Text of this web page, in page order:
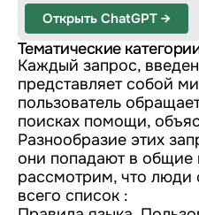
Открыть ChatGPT →
Тематические
Каждый запрос,
представляет собой
пользователь
поисках помощи,
Разнообразие этих
они попадают в общие
рассмотрим, что
всего список :